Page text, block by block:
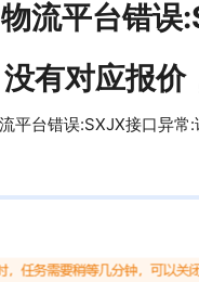
流平台错
没有对应报
平台错误:SXJX接口异